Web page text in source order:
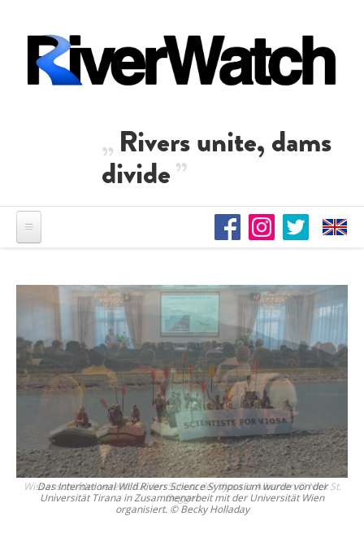
Rivers unite, dams
divide
Das International Wild Rivers Science Symposium wurde von der
Universität Tirana in Zusammenarbeit mit der Universität Wien
organisiert. © Becky Holladay